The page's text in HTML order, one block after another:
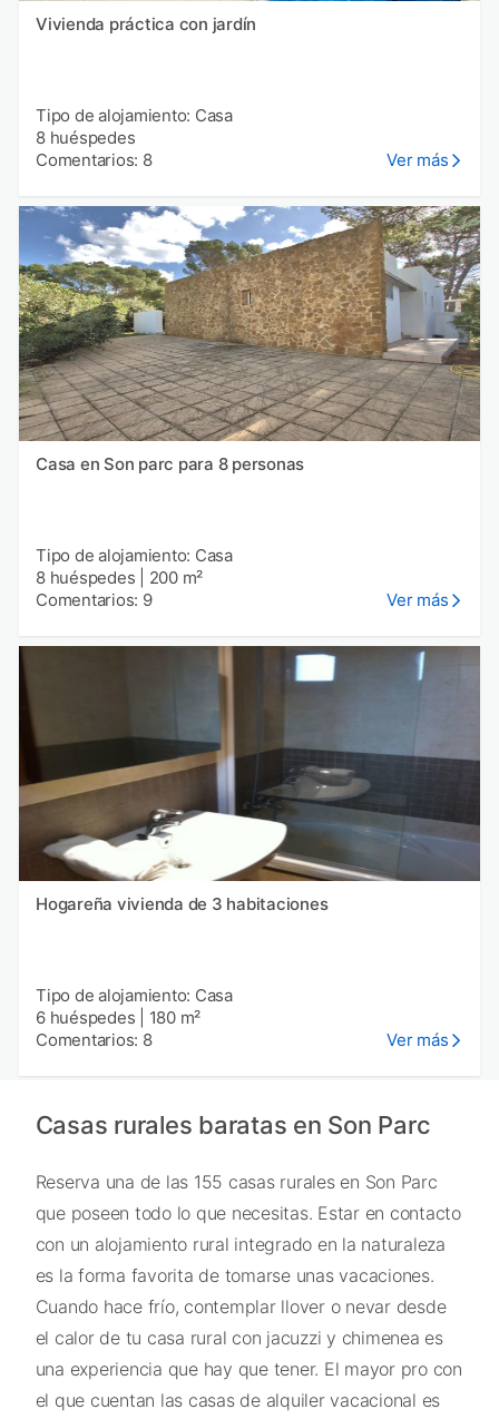
Vivienda práctica con jardín
Tipo de alojamiento: Casa
8 huéspedes
Comentarios: 8
Ver más
Casa en Son parc para 8 personas
Tipo de alojamiento: Casa
8 huéspedes
200 m²
Comentarios: 9
Ver más
Hogareña vivienda de 3 habitaciones
Tipo de alojamiento: Casa
6 huéspedes
180 m²
Comentarios: 8
Ver más
Casas rurales baratas en Son Parc
Reserva una de las 155 casas rurales en Son Parc
que poseen todo lo que necesitas. Estar en contacto
con un alojamiento rural integrado en la naturaleza
es la forma favorita de tomarse unas vacaciones.
Cuando hace frío, contemplar llover o nevar desde
el calor de tu casa rural con jacuzzi y chimenea es
una experiencia que hay que tener. El mayor pro con
el que cuentan las casas de alquiler vacacional es